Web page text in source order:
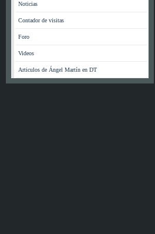
Noticias
Contador de visitas
Foro
Videos
Articulos de Ángel Martín en DT